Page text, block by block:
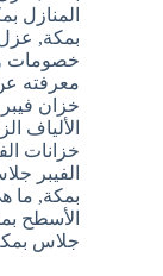
المنازل
بمكة,
خصومات
معرفته
خزان
الألياف
خزانات
الفيبر
بمكة, ما
الأسطح
جلاس